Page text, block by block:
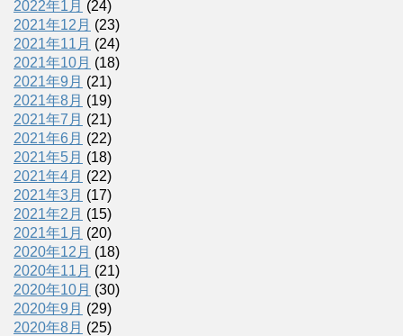
2022年1月 (24)
2021年12月 (23)
2021年11月 (24)
2021年10月 (18)
2021年9月 (21)
2021年8月 (19)
2021年7月 (21)
2021年6月 (22)
2021年5月 (18)
2021年4月 (22)
2021年3月 (17)
2021年2月 (15)
2021年1月 (20)
2020年12月 (18)
2020年11月 (21)
2020年10月 (30)
2020年9月 (29)
2020年8月 (25)